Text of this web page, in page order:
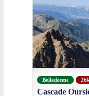
Belledonne
Cascade